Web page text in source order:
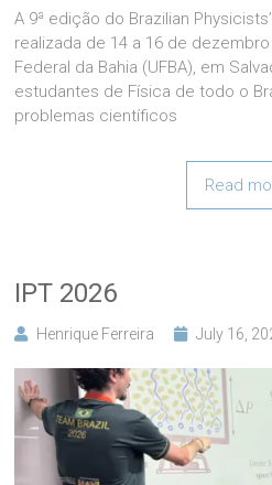
A 9ª edição do Brazilian
realizada de 14 a 16 de
Federal da Bahia (UFBA), em
estudantes de Física de todo o
problemas científicos
Read
IPT 2026
Henrique Ferreira July 16,